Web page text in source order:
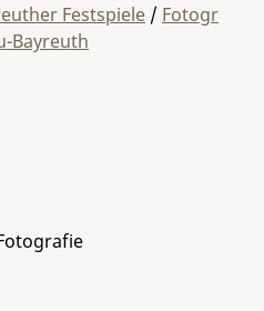
Festspiele / Fotogr
Bayreuth